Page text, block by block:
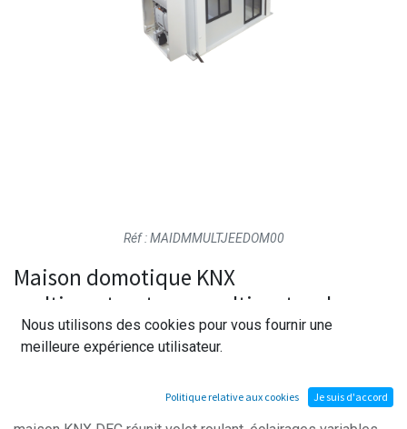
Réf : MAIDMMULTJEEDOM00
Maison domotique KNX
multiconstructeurs-multiprotocols -
Serveur Jeedom
multiprotocole en conditions réelles, cette maquette
Nous utilisons des cookies pour vous fournir une
meilleure expérience utilisateur.
Politique relative aux cookies Je suis d'accord